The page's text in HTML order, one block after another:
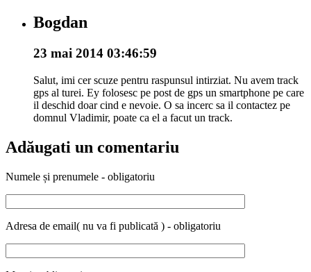
Bogdan
23 mai 2014 03:46:59
Salut, imi cer scuze pentru raspunsul intirziat. Nu avem track
gps al turei. Ey folosesc pe post de gps un smartphone pe care
il deschid doar cind e nevoie. O sa incerc sa il contactez pe
domnul Vladimir, poate ca el a facut un track.
Adăugati un comentariu
Numele și prenumele - obligatoriu
Adresa de email( nu va fi publicată ) - obligatoriu